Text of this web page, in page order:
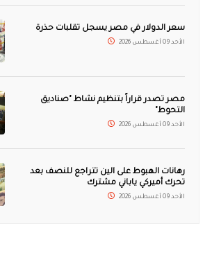
سعر الدولار في مصر يسجل تقلبات حذرة
الأحد 09 أغسطس 2026
مصر تصدر قراراً بتنظيم نشاط "صناديق
التحوط"
الأحد 09 أغسطس 2026
رهانات الهبوط على الين تتراجع للنصف بعد
تحرك أميركي ياباني مشترك
الأحد 09 أغسطس 2026